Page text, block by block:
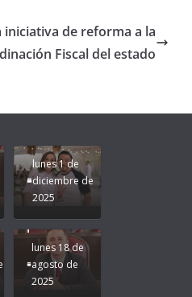
iniciativa de reforma a la
Fiscal del estado
lunes 1 de
diciembre de
2025
Pongamos
de moda;
San
Andrés
Tuxtla
presente.
lunes 18 de
agosto de
2025